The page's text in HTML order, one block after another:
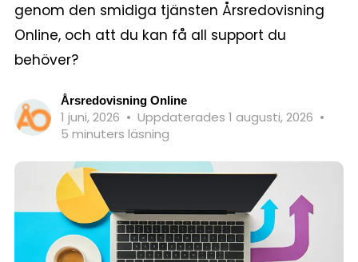
genom den smidiga tjänsten Årsredovisning
Online, och att du kan få all support du
behöver?
Årsredovisning Online
1 juni, 2026 • Uppdaterades 1 augusti, 2026 •
5 minuters läsning